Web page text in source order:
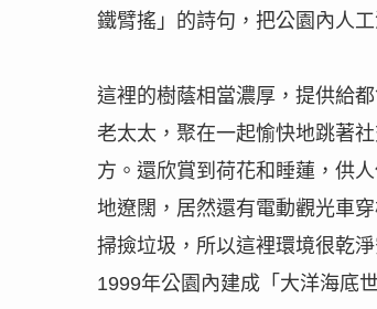
鐵臂搖」的詩句，把公園內人
這裡的樹蔭相當濃厚，提供給
老太太，聚在一起愉快地跳著
方。還欣賞到荷花和睡蓮，供
地遼闊，居然還有電動觀光車
掃撿垃圾，所以這裡環境很乾淨
1999年公園內建成「大洋海底